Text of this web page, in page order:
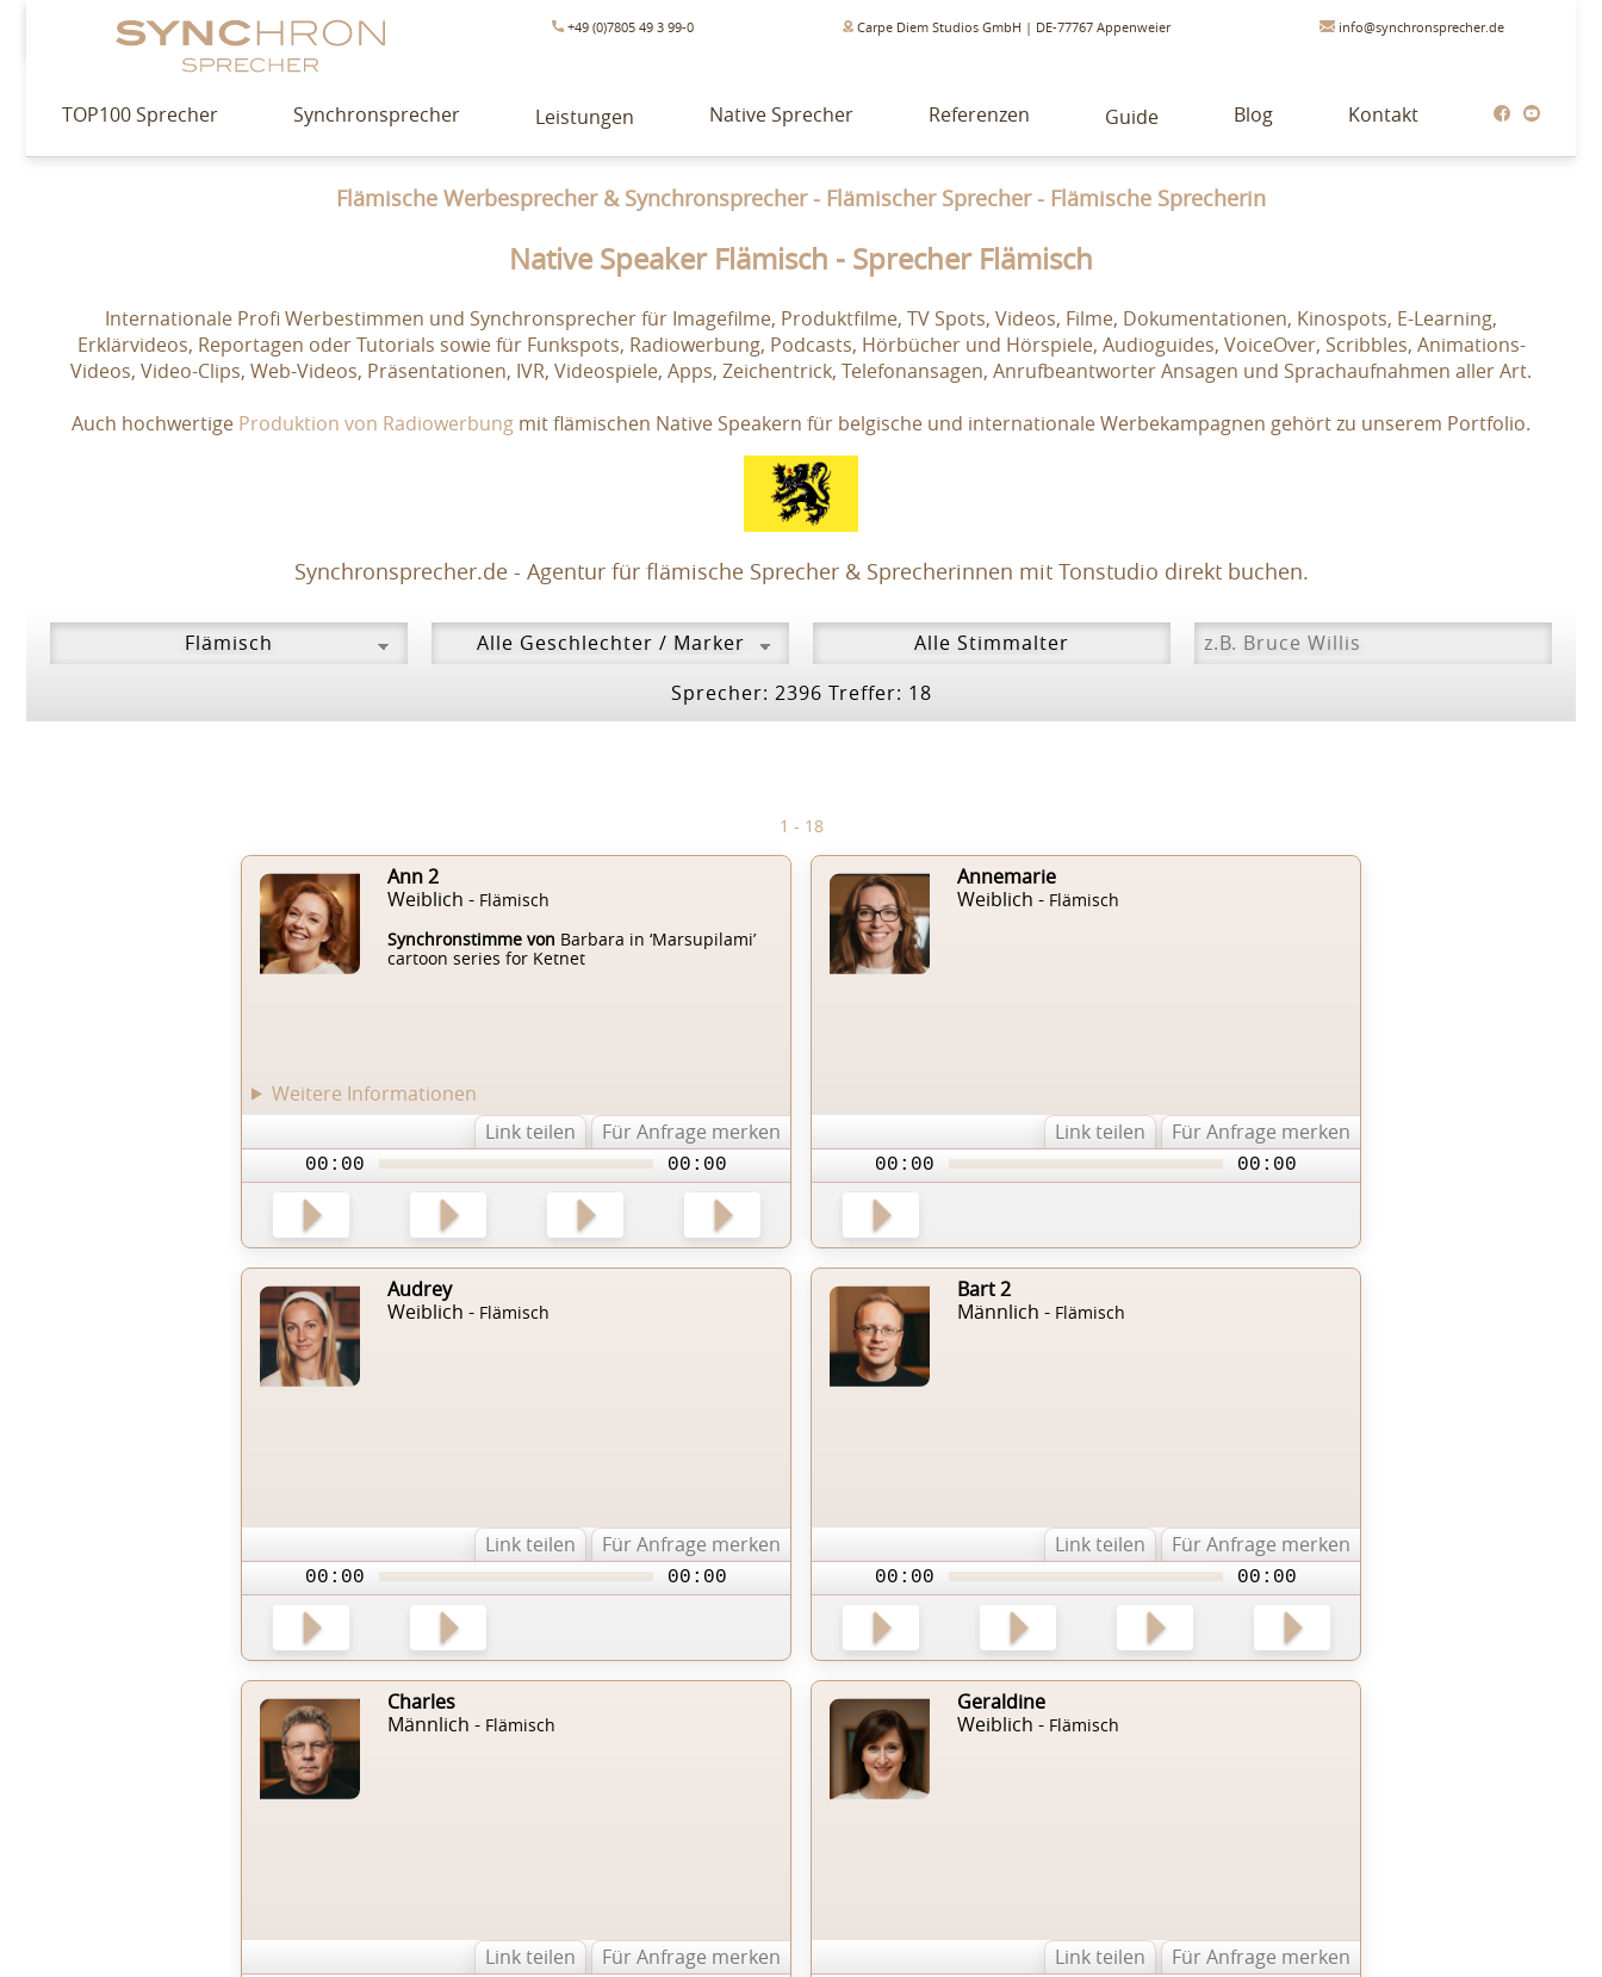
+49 (0)7805 49 3 99-0 Carpe Diem Studios GmbH | DE-77767 Appenweier info@synchronsprecher.de
TOP100 Sprecher Synchronsprecher Leistungen Native Sprecher Referenzen Guide Blog Kontakt
Flämische Werbesprecher & Synchronsprecher - Flämischer Sprecher - Flämische Sprecherin
Native Speaker Flämisch - Sprecher Flämisch
Internationale Profi Werbestimmen und Synchronsprecher für Imagefilme, Produktfilme, TV Spots, Videos, Filme, Dokumentationen, Kinospots, E-Learning,
Erklärvideos, Reportagen oder Tutorials sowie für Funkspots, Radiowerbung, Podcasts, Hörbücher und Hörspiele, Audioguides, VoiceOver, Scribbles, Animations-
Videos, Video-Clips, Web-Videos, Präsentationen, IVR, Videospiele, Apps, Zeichentrick, Telefonansagen, Anrufbeantworter Ansagen und Sprachaufnahmen aller Art.
Auch hochwertige Produktion von Radiowerbung mit flämischen Native Speakern für belgische und internationale Werbekampagnen gehört zu unserem Portfolio.
Synchronsprecher.de - Agentur für flämische Sprecher & Sprecherinnen mit Tonstudio direkt buchen.
Sprecher: 2396 Treffer: 18
1 - 18
Ann 2
Weiblich - Flämisch
Synchronstimme von Barbara in ‘Marsupilami’
cartoon series for Ketnet
Weitere Informationen
Link teilen
Für Anfrage merken
00:00 00:00
Annemarie
Weiblich - Flämisch
Link teilen Für Anfrage merken
00:00 00:00
Audrey
Weiblich - Flämisch
Link teilen Für Anfrage merken
00:00 00:00
Bart 2
Männlich - Flämisch
Link teilen Für Anfrage merken
00:00 00:00
Charles
Männlich - Flämisch
Link teilen Für Anfrage merken
Geraldine
Weiblich - Flämisch
Link teilen Für Anfrage merken